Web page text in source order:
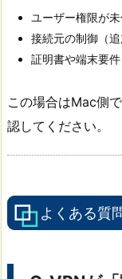
ユーザー権限が
接続元の制御（追
証明書や端末要
この場合はMac側
認してください。
よくある質